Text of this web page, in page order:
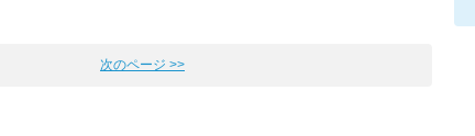
次のページ >>